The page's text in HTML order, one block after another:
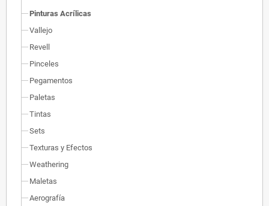
Pinturas Acrílicas
Vallejo
Revell
Pinceles
Pegamentos
Paletas
Tintas
Sets
Texturas y Efectos
Weathering
Maletas
Aerografía